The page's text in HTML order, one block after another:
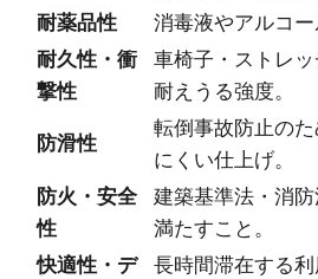
耐薬品性
消毒液やアルコー
耐久性・衝
撃性
車椅子・ストレ
耐えうる強度。
防滑性
転倒事故防止の
にくい仕上げ。
防火・安全
性
建築基準法・消
満たすこと。
快適性・デ
長時間滞在する